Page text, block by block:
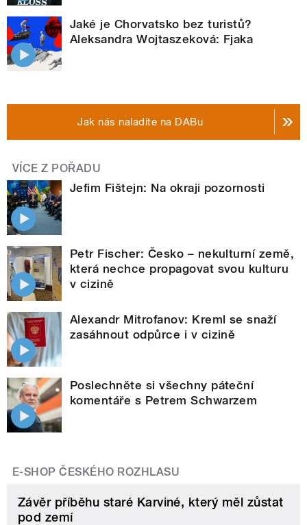
Jaké je Chorvatsko bez turistů?
Aleksandra Wojtaszeková: Fjaka
Jak nás naladíte na DABu
VÍCE Z POŘADU
Jefim Fištejn: Na okraji pozornosti
Petr Fischer: Česko – nekulturní země,
která nechce propagovat svou kulturu
v cizině
Alexandr Mitrofanov: Kreml se snaží
zasáhnout odpůrce i v cizině
Poslechněte si všechny páteční
komentáře s Petrem Schwarzem
E-SHOP ČESKÉHO ROZHLASU
Závěr příběhu staré Karviné, který měl zůstat
pod zemí